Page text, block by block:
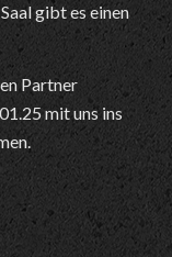
gibt es einen
Partner
mit uns ins